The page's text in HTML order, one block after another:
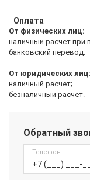
Оплата
От физических лиц:
наличный расчет при
банковский перевод.
От юридических лиц:
наличный расчет;
безналичный расчет.
Обратный
Телефон